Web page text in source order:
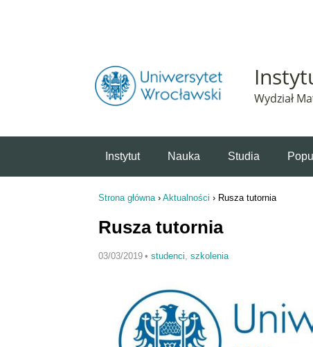
Wydział
Instytut Nauka Studia
Strona główna› Aktualności › Rusza tutornia
Rusza tutornia
03/03/2019 • studenci, szkolenia